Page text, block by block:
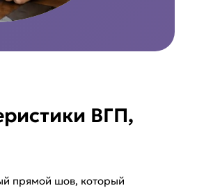
ВГП,
прямой шов, который